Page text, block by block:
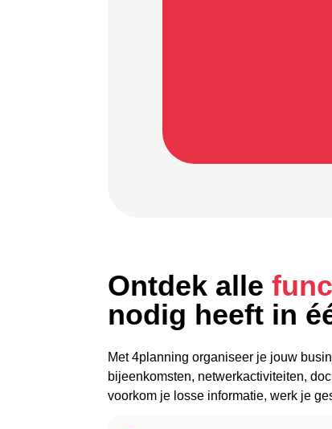
Ontdek alle
nodig heeft in
Met 4planning organiseer je jouw
bijeenkomsten, netwerkactiviteiten,
voorkom je losse informatie, werk je